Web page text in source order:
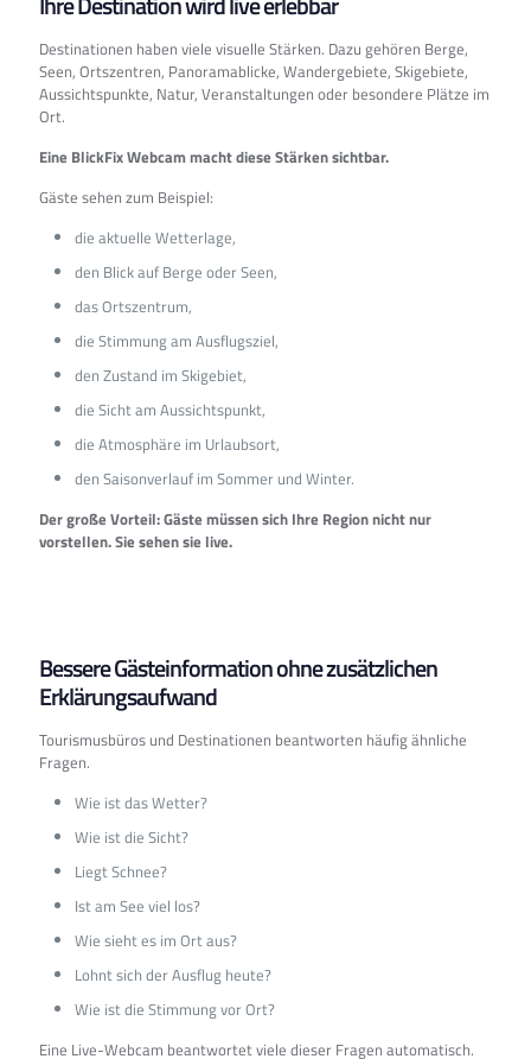
Destinationen haben viele visuelle Stärken. Dazu gehören Berge,
Seen, Ortszentren, Panoramablicke, Wandergebiete, Skigebiete,
Aussichtspunkte, Natur, Veranstaltungen oder besondere Plätze im
Ort.
Eine BlickFix Webcam macht diese Stärken sichtbar.
Gäste sehen zum Beispiel:
die aktuelle Wetterlage,
den Blick auf Berge oder Seen,
das Ortszentrum,
die Stimmung am Ausflugsziel,
den Zustand im Skigebiet,
die Sicht am Aussichtspunkt,
die Atmosphäre im Urlaubsort,
den Saisonverlauf im Sommer und Winter.
Der große Vorteil: Gäste müssen sich Ihre Region nicht nur
vorstellen. Sie sehen sie live.
Bessere Gästeinformation ohne zusätzlichen
Erklärungsaufwand
Tourismusbüros und Destinationen beantworten häufig ähnliche
Fragen.
Wie ist das Wetter?
Wie ist die Sicht?
Liegt Schnee?
Ist am See viel los?
Wie sieht es im Ort aus?
Lohnt sich der Ausflug heute?
Wie ist die Stimmung vor Ort?
Eine Live-Webcam beantwortet viele dieser Fragen automatisch.